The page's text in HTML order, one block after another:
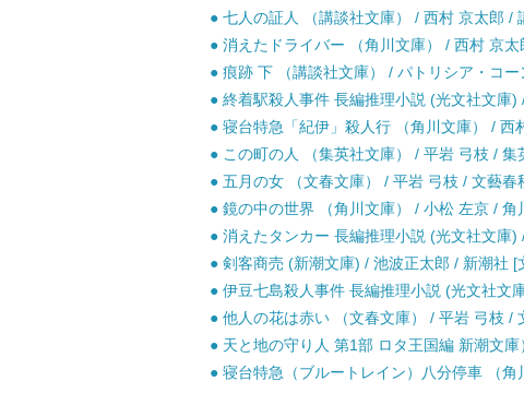
● 七人の証人 （講談社文庫） / 西村 京太郎 /
● 消えたドライバー （角川文庫） / 西村 京太
● 痕跡 下 （講談社文庫） / パトリシア・コ
● 終着駅殺人事件 長編推理小説 (光文社文庫
● 寝台特急「紀伊」殺人行 （角川文庫） / 西
● この町の人 （集英社文庫） / 平岩 弓枝 / 集
● 五月の女 （文春文庫） / 平岩 弓枝 / 文藝春
● 鏡の中の世界 （角川文庫） / 小松 左京 / 角
● 消えたタンカー 長編推理小説 (光文社文庫
● 剣客商売 (新潮文庫) / 池波正太郎 / 新潮社 [
● 伊豆七島殺人事件 長編推理小説 (光文社文
● 他人の花は赤い （文春文庫） / 平岩 弓枝 /
● 天と地の守り人 第1部 ロタ王国編 新潮文
● 寝台特急（ブルートレイン）八分停車 （